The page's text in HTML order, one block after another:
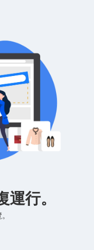
行。